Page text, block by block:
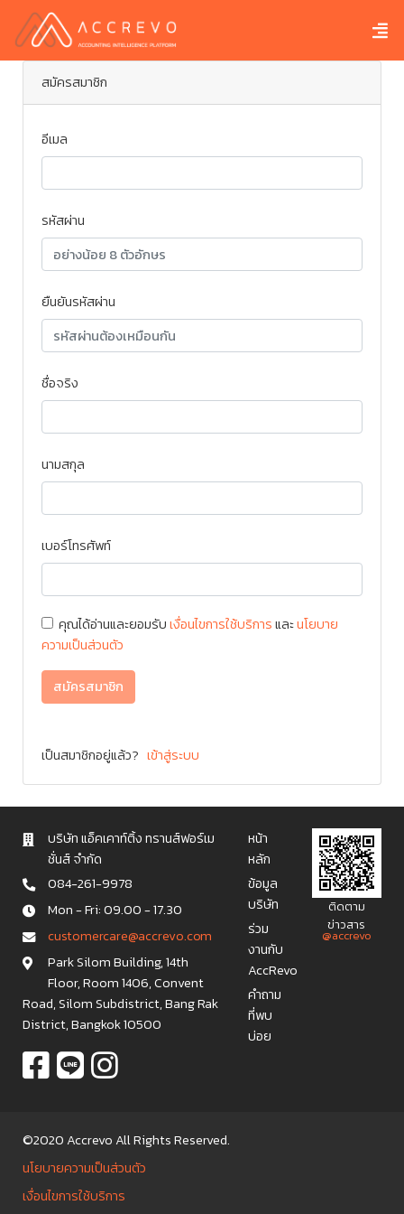
สมัครสมาชิก
อีเมล
รหัสผ่าน
ยืนยันรหัสผ่าน
ชื่อจริง
นามสกุล
เบอร์โทรศัพท์
คุณได้อ่านและยอมรับเงื่อนไขการใช้บริการและนโยบาย
ความเป็นส่วนตัว
สมัครสมาชิก
เป็นสมาชิกอยู่แล้ว? เข้าสู่ระบบ
บริษัท แอ็คเคาท์ติ้ง ทรานส์ฟอร์เม
ชั่นส์ จำกัด
084-261-9978
Mon - Fri: 09.00 - 17.30
c u s t o m e r c a r e @ a c c r e v o . c o m
Park Silom Building, 14th
Floor, Room 1406, Convent
Road, Silom Subdistrict, Bang Rak
District, Bangkok 10500
หน้า
หลัก
ข้อมูล
บริษัท
ร่วม
งานกับ
AccRevo
คำถาม
ที่พบ
บ่อย
ติดตาม
ข่าวสาร
@accrevo
©2020 Accrevo All Rights Reserved.
นโยบายความเป็นส่วนตัว
เงื่อนไขการใช้บริการ